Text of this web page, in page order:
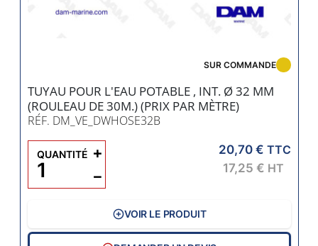
TUYAU POUR L'EAU POTABLE , INT. Ø 32 MM
(ROULEAU DE 30M.) (PRIX PAR MÈTRE)
RÉF. DM_VE_DWHOSE32B
SUR COMMANDE
20,70 € TTC
17,25 € HT
QUANTITÉ
−
+
VOIR LE PRODUIT